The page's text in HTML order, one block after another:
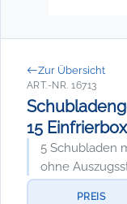
Zur Übersicht
ART.-NR. 16713
15
5 Schubladen
ohne
PREIS